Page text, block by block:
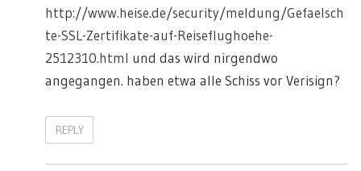
http://www.heise.de/security/meldung/Gefaelsch
te-SSL-Zertifikate-auf-Reiseflughoehe-
2512310.html und das wird nirgendwo
angegangen. haben etwa alle Schiss vor Verisign?
REPLY